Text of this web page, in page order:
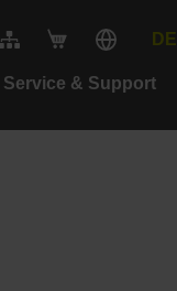
DE
Service & Support